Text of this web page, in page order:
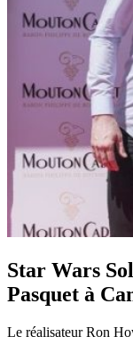
Star Wars
Pasquet à
Le réalisateur Ron